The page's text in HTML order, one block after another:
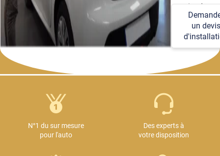
soucier des
détails
techniques et
logistiques.
un devis
N°1 du sur mesure
pour l'auto
Des experts à
votre disposition